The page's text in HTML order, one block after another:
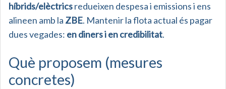
híbrids/elèctricsredueixen despesa i emissions i ens
alineen amb la ZBE. Mantenir la flota actual és pagar
dues vegades: en diners i en credibilitat.
Què proposem (mesures
concretes)